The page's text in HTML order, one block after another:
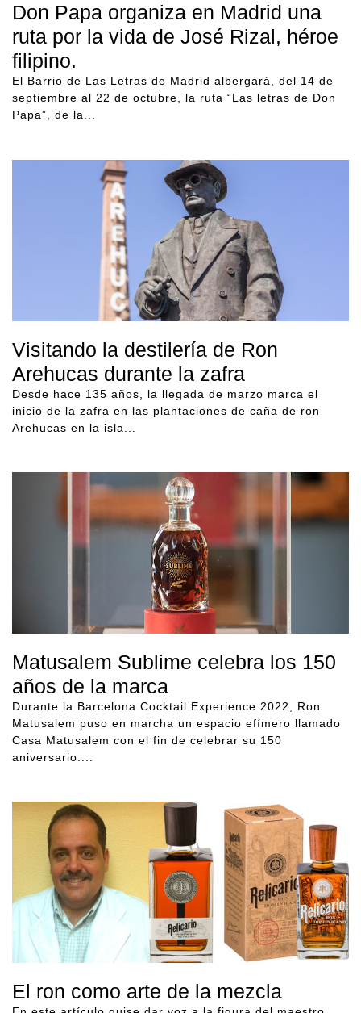
Don Papa organiza en Madrid una
ruta por la vida de José Rizal, héroe
filipino.
El Barrio de Las Letras de Madrid albergará, del 14 de
septiembre al 22 de octubre, la ruta “Las letras de Don
Papa”, de la...
Visitando la destilería de Ron
Arehucas durante la zafra
Desde hace 135 años, la llegada de marzo marca el
inicio de la zafra en las plantaciones de caña de ron
Arehucas en la isla...
Matusalem Sublime celebra los 150
años de la marca
Durante la Barcelona Cocktail Experience 2022, Ron
Matusalem puso en marcha un espacio efímero llamado
Casa Matusalem con el fin de celebrar su 150
aniversario....
El ron como arte de la mezcla